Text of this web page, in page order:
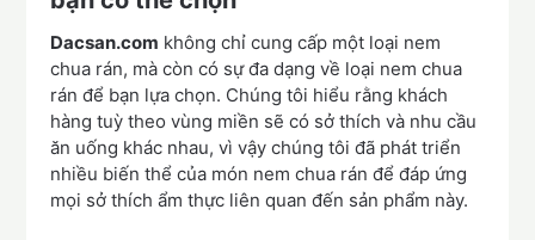
Dacsan.com không chỉ cung cấp một loại nem
chua rán, mà còn có sự đa dạng về loại nem chua
rán để bạn lựa chọn. Chúng tôi hiểu rằng khách
hàng tuỳ theo vùng miền sẽ có sở thích và nhu cầu
ăn uống khác nhau, vì vậy chúng tôi đã phát triển
nhiều biến thể của món nem chua rán để đáp ứng
mọi sở thích ẩm thực liên quan đến sản phẩm này.